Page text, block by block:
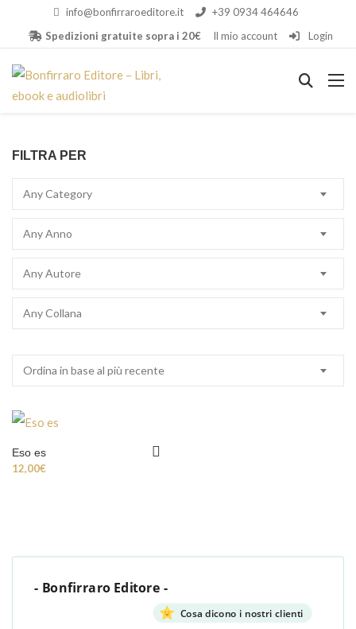
info@bonfirraroeditore.it
+39 0934 464646
Spedizioni gratuite sopra i 20€
Il mio account Login
FILTRA PER
Any Category
Any Anno
Any Autore
Any Collana
Ordina in base al più recente
Eso es
12,00€
- Bonfirraro Editore -
Cosa dicono i nostri clienti